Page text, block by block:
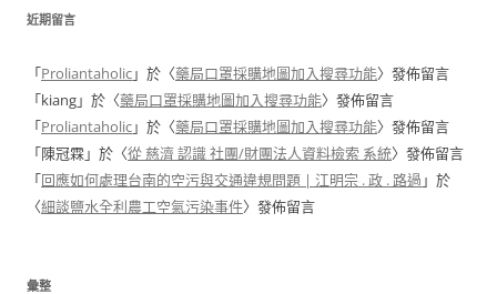
近期留言
「Proliantaholic」於〈藥局口罩採購地圖加入搜尋功能〉發佈留言
「kiang」於〈藥局口罩採購地圖加入搜尋功能〉發佈留言
「Proliantaholic」於〈藥局口罩採購地圖加入搜尋功能〉發佈留言
「陳冠霖」於〈從 慈濟 認識 社團/財團法人資料檢索 系統〉發佈留言
「回應如何處理台南的空污與交通違規問題 | 江明宗 . 政 . 路過 」於
〈細談鹽水全利農工空氣污染事件〉發佈留言
彙整